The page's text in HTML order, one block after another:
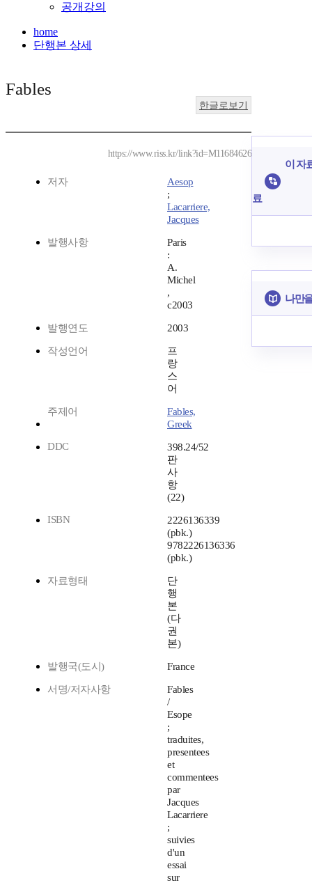
공개강의
home
단행본 상세
Fables
한글로보기
https://www.riss.kr/link?id=M11684626
저자
Aesop
;
Lacarriere,
Jacques
발행사항
Paris
:
A.
Michel
,
c2003
발행연도 2003
작성언어
프
랑
스
어
주제어
Fables,
Greek
DDC
398.24/52
판
사
항
(22)
ISBN
2226136339
(pbk.)
9782226136336
(pbk.)
자료형태
단
행
본
(다
권
본)
발행국(도시) France
서명/저자사항
Fables
/
Esope
;
traduites,
presentees
et
commentees
par
Jacques
Lacarriere
;
suivies
d'un
essai
sur
이 자
료
나만